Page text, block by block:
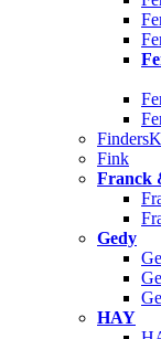
Fink
Franck
Gedy
HAY